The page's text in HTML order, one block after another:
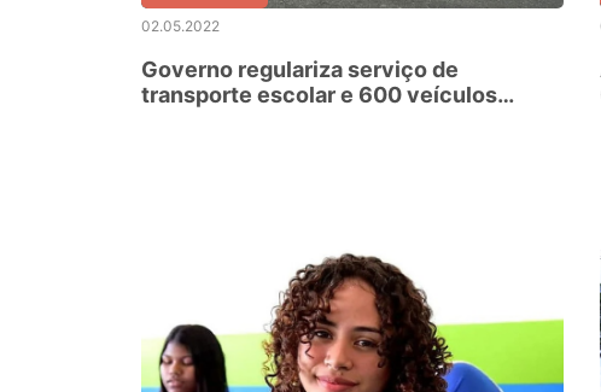
02.05.2022
Governo regulariza serviço de
transporte escolar e 600 veículos